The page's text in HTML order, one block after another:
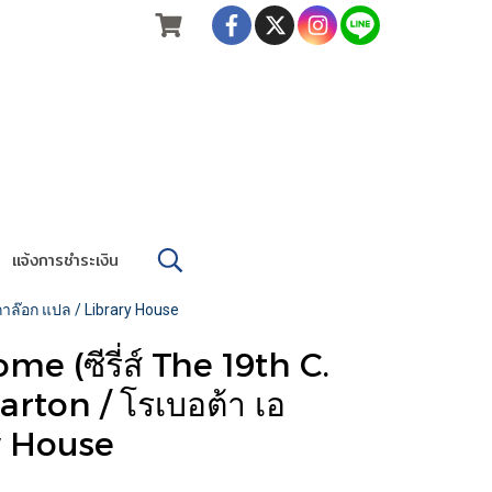
แจ้งการชำระเงิน
ล๊อก แปล / Library House
(ซีรี่ส์ The 19th C.
/ โรเบอต้า เอ